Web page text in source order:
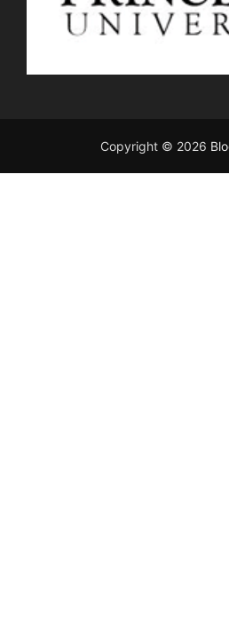
Copyright © 2026